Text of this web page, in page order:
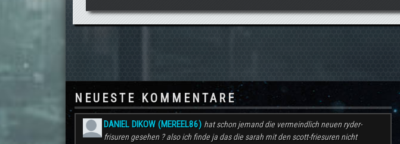
NEUESTE KOMMENTARE
DANIEL DIKOW (MEREEL86) hat schon jemand die vermeindlich neuen ryder-
frisuren gesehen ? also ich finde ja das die sarah mit den scott-friesuren nicht